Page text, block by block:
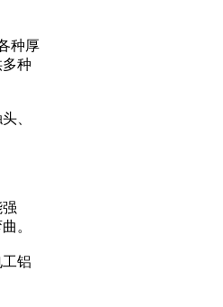
种厚
种
、
。
铝